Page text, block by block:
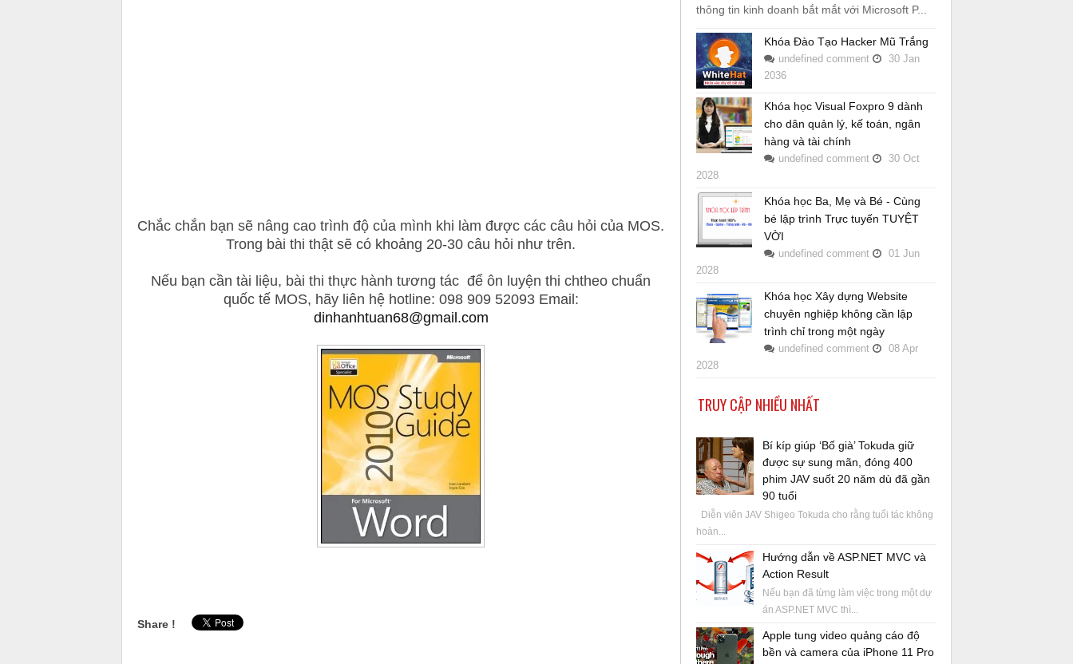
Chắc chắn bạn sẽ nâng cao trình độ của mình khi làm được các câu hỏi của MOS.
Trong bài thi thật sẽ có khoảng 20-30 câu hỏi như trên.
Nếu bạn cần tài liệu, bài thi thực hành tương tác để ôn luyện thi chtheo chuẩn
quốc tế MOS, hãy liên hệ hotline: 098 909 52093 Email:
dinhanhtuan68@gmail.com
Share !
thông tin kinh doanh bắt mắt với Microsoft P...
Khóa Đào Tạo Hacker Mũ Trắng
undefined comment 30 Jan
2036
Khóa học Visual Foxpro 9 dành
cho dân quản lý, kế toán, ngân
hàng và tài chính
undefined comment 30 Oct
2028
Khóa học Ba, Mẹ và Bé - Cùng
bé lập trình Trực tuyến TUYỆT
VỜI
undefined comment 01 Jun
2028
Khóa học Xây dựng Website
chuyên nghiệp không cần lập
trình chỉ trong một ngày
undefined comment 08 Apr
2028
TRUY CẬP NHIỀU NHẤT
Bí kíp giúp ‘Bố già’ Tokuda giữ
được sự sung mãn, đóng 400
phim JAV suốt 20 năm dù đã gần
90 tuổi
Diễn viên JAV Shigeo Tokuda cho rằng tuổi tác không
hoàn...
Hướng dẫn về ASP.NET MVC và
Action Result
Nếu bạn đã từng làm việc trong một dự
án ASP.NET MVC thì...
Apple tung video quảng cáo độ
bền và camera của iPhone 11 Pro